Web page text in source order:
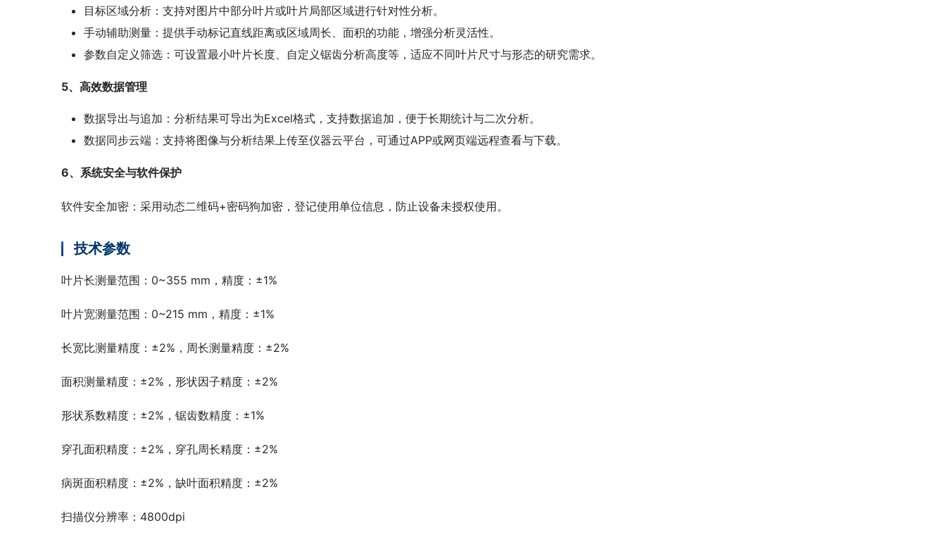
目标区域分析：支持对图片中部分叶片或叶片局部区域进行针对性分析。
手动辅助测量：提供手动标记直线距离或区域周长、面积的功能，增强分析灵活性。
参数自定义筛选：可设置最小叶片长度、自定义锯齿分析高度等，适应不同叶片尺寸与形态的研究需求。
5、高效数据管理
数据导出与追加：分析结果可导出为Excel格式，支持数据追加，便于长期统计与二次分析。
数据同步云端：支持将图像与分析结果上传至仪器云平台，可通过APP或网页端远程查看与下载。
6、系统安全与软件保护
软件安全加密：采用动态二维码+密码狗加密，登记使用单位信息，防止设备未授权使用。
技术参数
叶片长测量范围：0~355 mm，精度：±1%
叶片宽测量范围：0~215 mm，精度：±1%
长宽比测量精度：±2%，周长测量精度：±2%
面积测量精度：±2%，形状因子精度：±2%
形状系数精度：±2%，锯齿数精度：±1%
穿孔面积精度：±2%，穿孔周长精度：±2%
病斑面积精度：±2%，缺叶面积精度：±2%
扫描仪分辨率：4800dpi